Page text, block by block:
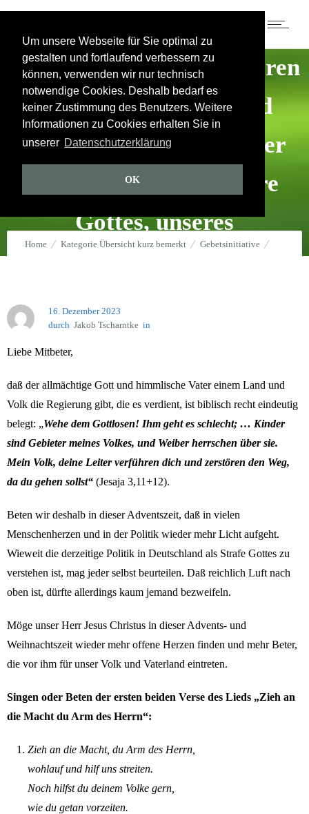
Um unsere Webseite für Sie optimal zu
gestalten und fortlaufend verbessern zu
können, verwenden wir nur technisch
notwendige Cookies. Deshalb bedarf es
keiner Zustimmung des Benutzers. Weitere
Informationen zu Cookies erhalten Sie in
unserer Datenschutzerklärung
OK
17.12.2023 – 423. Abend der
Gebetsinitiative für unseren
Staat – unser Volk und
Vaterland – zum Heil der
Menschen und zur Ehre
Gottes, unseres
Home Kategorie Übersicht kurz bemerkt Gebetsinitiative
Gottes, unseres himmlischen Vaters
16. Dezember 2023
durch Jakob Tscharntke in
Liebe Mitbeter,
daß der allmächtige Gott und himmlische Vater einem Land und
Volk die Regierung gibt, die es verdient, ist biblisch recht eindeutig
belegt: „Wehe dem Gottlosen! Ihm geht es schlecht; … Kinder
sind Gebieter meines Volkes, und Weiber herrschen über sie.
Mein Volk, deine Leiter verführen dich und zerstören den Weg,
da du gehen sollst“ (Jesaja 3,11+12).
Beten wir deshalb in dieser Adventszeit, daß in vielen
Menschenherzen und in der Politik wieder mehr Licht aufgeht.
Wieweit die derzeitige Politik in Deutschland als Strafe Gottes zu
verstehen ist, mag jeder selbst beurteilen. Daß reichlich Luft nach
oben ist, dürfte allerdings kaum jemand bezweifeln.
Möge unser Herr Jesus Christus in dieser Advents- und
Weihnachtszeit wieder mehr offene Herzen finden und mehr Beter,
die vor ihm für unser Volk und Vaterland eintreten.
Singen oder Beten der ersten beiden Verse des Lieds „Zieh an
die Macht du Arm des Herrn“:
Zieh an die Macht, du Arm des Herrn,
wohlauf und hilf uns streiten.
Noch hilfst du deinem Volke gern,
wie du getan vorzeiten.